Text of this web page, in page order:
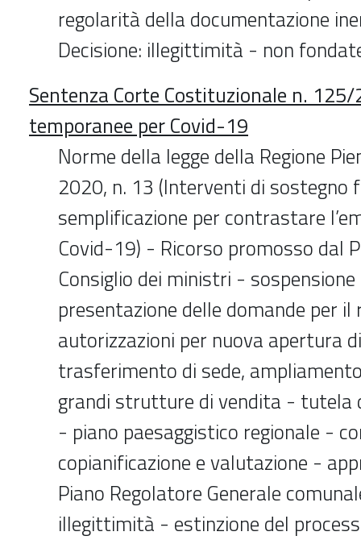
regolarità della documentazione
Decisione: illegittimità - non
Sentenza Corte Costituzionale n.
temporanee per Covid-19
Norme della legge della Regione
2020, n. 13 (Interventi di sostegno
semplificazione per contrastare
Covid-19) - Ricorso promosso dal
Consiglio dei ministri -
presentazione delle domande per il
autorizzazioni per nuova apertura
trasferimento di sede,
grandi strutture di vendita - tutela
- piano paesaggistico regionale -
copianificazione e valutazione -
Piano Regolatore Generale
illegittimità - estinzione del